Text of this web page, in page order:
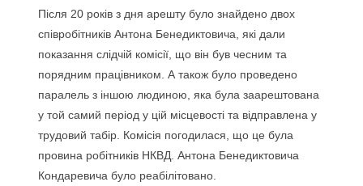
Після 20 років з дня арешту було знайдено двох
співробітників Антона Бенедиктовича, які дали
показання слідчій комісії, що він був чесним та
порядним працівником. А також було проведено
паралель з іншою людиною, яка була заарештована
у той самий період у цій місцевості та відправлена у
трудовий табір. Комісія погодилася, що це була
провина робітників НКВД. Антона Бенедиктовича
Кондаревича було реабілітовано.